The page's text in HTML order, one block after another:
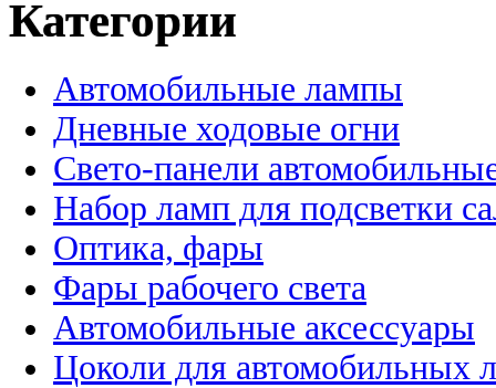
Категории
Автомобильные лампы
Дневные ходовые огни
Свето-панели
Набор ламп для подсветки
Оптика, фары
Фары рабочего света
Автомобильные аксессуары
Цоколи для автомобильных